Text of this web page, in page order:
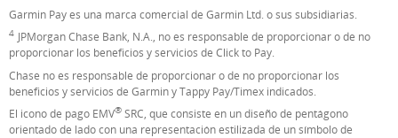
Garmin Pay es una marca comercial de Garmin Ltd. o sus subsidiarias.
Nota al pie de página
4 JPMorgan Chase Bank, N.A., no es responsable de proporcionar o de no
proporcionar los beneficios y servicios de Click to Pay.
Chase no es responsable de proporcionar o de no proporcionar los
beneficios y servicios de Garmin y Tappy Pay/Timex indicados.
El icono de pago EMV® SRC, que consiste en un diseño de pentágono
orientado de lado con una representación estilizada de un símbolo de